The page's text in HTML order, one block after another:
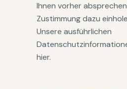
Ihnen vorher
Zustimmung dazu
Unsere ausführlichen
hier.